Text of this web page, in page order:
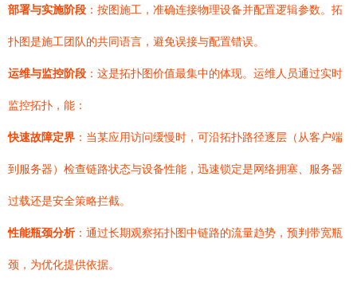
部署与实施阶段 ：按图施工，准确连接物理设备并配置逻辑参数。拓
扑图是施工团队的共同语言，避免误接与配置错误。
运维与监控阶段 ：这是拓扑图价值最集中的体现。运维人员通过实时
监控拓扑，能：
快速故障定界 ：当某应用访问缓慢时，可沿拓扑路径逐层（从客户端
到服务器）检查链路状态与设备性能，迅速锁定是网络拥塞、服务器
过载还是安全策略拦截。
性能瓶颈分析：通过长期观察拓扑图中链路的流量趋势，预判带宽瓶
颈，为优化提供依据。